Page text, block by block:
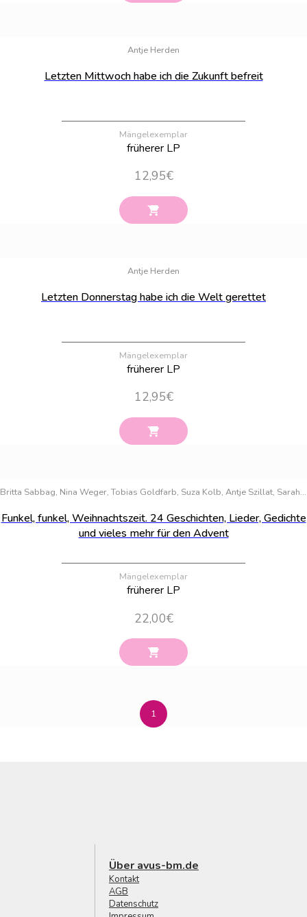
Antje Herden
Letzten Mittwoch habe ich die Zukunft befreit
Mängelexemplar
früherer LP
12,95€
Antje Herden
Letzten Donnerstag habe ich die Welt gerettet
Mängelexemplar
früherer LP
12,95€
Britta Sabbag, Nina Weger, Tobias Goldfarb, Suza Kolb, Antje Szillat, Sarah M. Kempen, Cally Stronk, Christin-Marie Below, Antje Herden, Anastasia Braun, Deniz Selek, Kai Pannen, Judith Kleinschmidt, Emma Stern
Funkel, funkel, Weihnachtszeit. 24 Geschichten, Lieder, Gedichte
und vieles mehr für den Advent
Mängelexemplar
früherer LP
22,00€
1
Über avus-bm.de
Kontakt
AGB
Datenschutz